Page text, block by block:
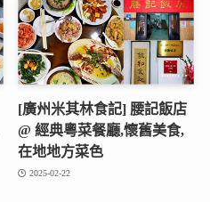
[廣州米其林食記] 腰記飯店
@ 經典粵菜餐廳,懷舊美食,
在地地方菜色
2025-02-22